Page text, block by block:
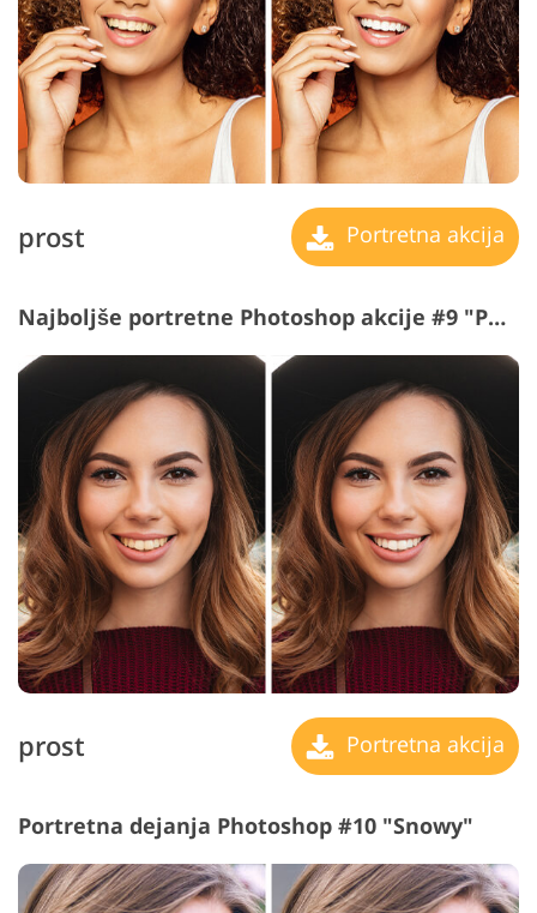
prost Portretna akcija
Najboljše portretne Photoshop akcije #9 "Pure"
prost Portretna akcija
Portretna dejanja Photoshop #10 "Snowy"